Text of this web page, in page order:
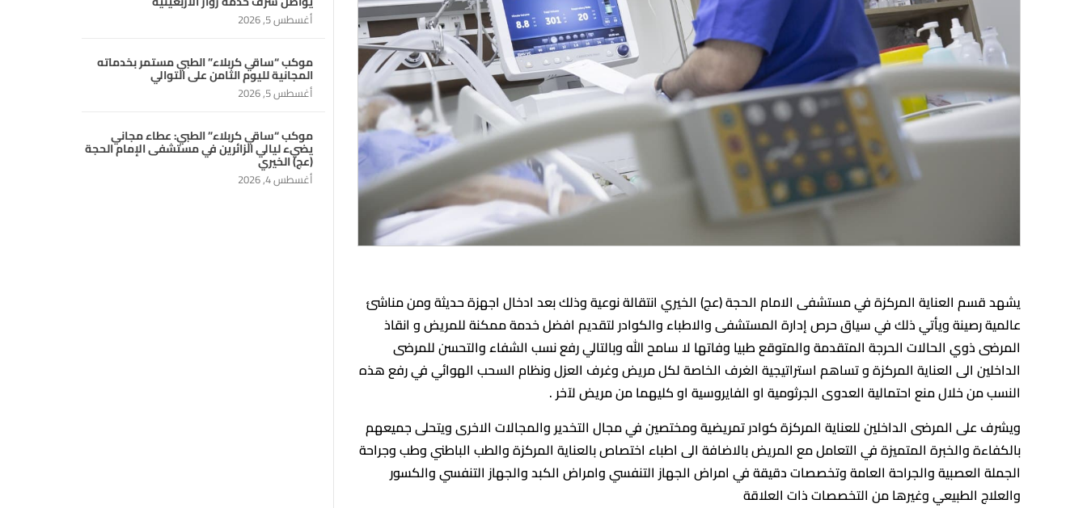
يشهد قسم العناية المركزة في مستشفى الامام الحجة (عج) الخيري انتقالة نوعية وذلك بعد ادخال اجهزة حديثة ومن مناشئ
عالمية رصينة ويأتي ذلك في سياق حرص إدارة المستشفى والاطباء والكوادر لتقديم افضل خدمة ممكنة للمريض و انقاذ
المرضى ذوي الحالات الحرجة المتقدمة والمتوقع طبيا وفاتها لا سامح الله وبالتالي رفع نسب الشفاء والتحسن للمرضى
الداخلين الى العناية المركزة و تساهم استراتيجية الغرف الخاصة لكل مريض وغرف العزل ونظام السحب الهوائي في رفع هذه
النسب من خلال منع احتمالية العدوى الجرثومية او الفايروسية او كليهما من مريض لآخر .
ويشرف على المرضى الداخلين للعناية المركزة كوادر تمريضية ومختصين في مجال التخدير والمجالات الاخرى ويتحلى جميعهم
بالكفاءة والخبرة المتميزة في التعامل مع المريض بالاضافة الى اطباء اختصاص بالعناية المركزة والطب الباطني وطب وجراحة
الجملة العصبية والجراحة العامة وتخصصات دقيقة في امراض الجهاز التنفسي وامراض الكبد والجهاز التنفسي والكسور
والعلاج الطبيعي وغيرها من التخصصات ذات العلاقة
أغسطس 5, 2026
موكب “ساقي كربلاء” الطبي مستمر بخدماته
المجانية لليوم الثامن على التوالي
أغسطس 5, 2026
موكب “ساقي كربلاء” الطبي: عطاء مجاني
يضيء ليالي الزائرين في مستشفى الإمام الحجة
(عج) الخيري
أغسطس 4, 2026